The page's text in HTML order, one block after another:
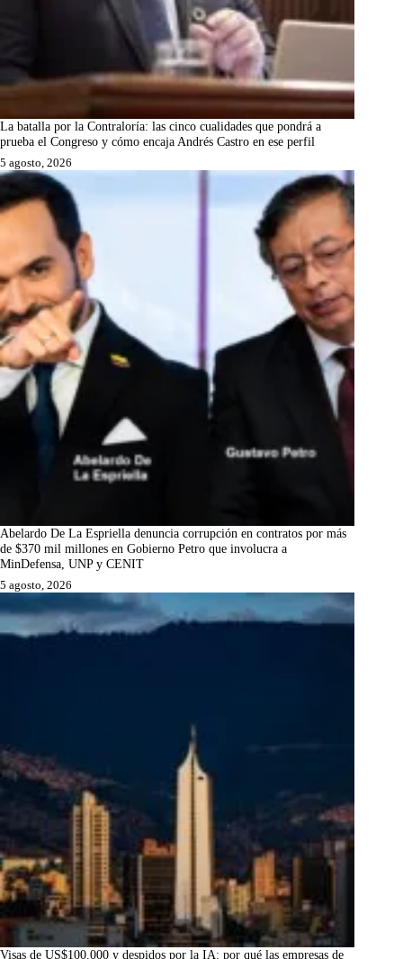
La batalla por la Contraloría: las cinco cualidades que pondrá a
prueba el Congreso y cómo encaja Andrés Castro en ese perfil
5 agosto, 2026
Abelardo De La Espriella denuncia corrupción en contratos por más
de $370 mil millones en Gobierno Petro que involucra a
MinDefensa, UNP y CENIT
5 agosto, 2026
Visas de US$100.000 y despidos por la IA: por qué las empresas de